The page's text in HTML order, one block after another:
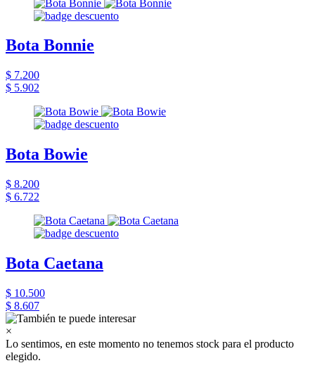
Bota Bonnie
$ 7.200
$ 5.902
Bota Bowie
$ 8.200
$ 6.722
Bota Caetana
$ 10.500
$ 8.607
×
Lo sentimos, en este momento no tenemos stock para el producto
elegido.